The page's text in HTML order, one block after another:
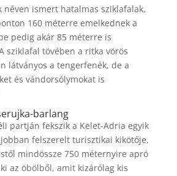
néven ismert hatalmas sziklafalak.
160 méterre emelkednek a
pedig akár 85 méterre is
sziklafal tövében a ritka vörös
látványos a tengerfenék, de a
és vándorsólymokat is
barlang
partján fekszik a Kelet-Adria egyik
felszerelt turisztikai kikötője,
mindössze 750 méternyire apró
az öbölből, amit kizárólag kis